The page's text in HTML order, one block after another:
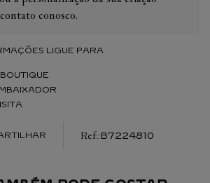
conosco.
LIGUE PARA
:B7224810